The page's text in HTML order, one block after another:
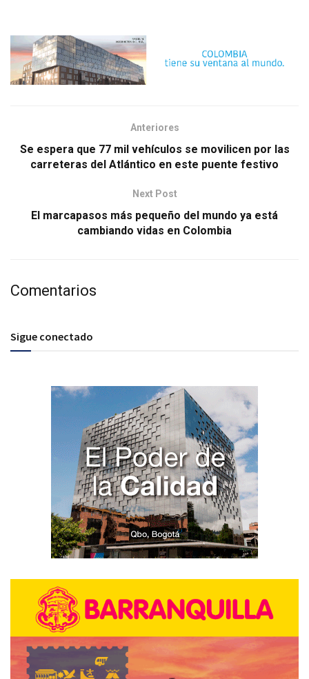
Anteriores
Se espera que 77 mil vehículos se movilicen por las
carreteras del Atlántico en este puente festivo
Next Post
El marcapasos más pequeño del mundo ya está
cambiando vidas en Colombia
Comentarios
Sigue conectado